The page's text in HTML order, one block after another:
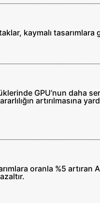
kaymalı
GPU’nun daha
artırılmasına
oranla %5